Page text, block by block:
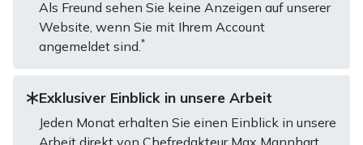
Als Freund sehen Sie keine Anzeigen auf unserer
Website, wenn Sie mit Ihrem Account
angemeldet sind.*
Exklusiver Einblick in unsere Arbeit
Jeden Monat erhalten Sie einen Einblick in unsere